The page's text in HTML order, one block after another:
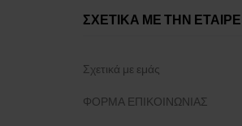
ΣΧΕΤΙΚΑ ΜΕ ΤΗΝ
Σχετικά με εμάς
ΦΟΡΜΑ ΕΠΙΚΟΙΝΩΝΙΑΣ